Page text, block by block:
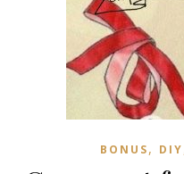
BONUS, DIY